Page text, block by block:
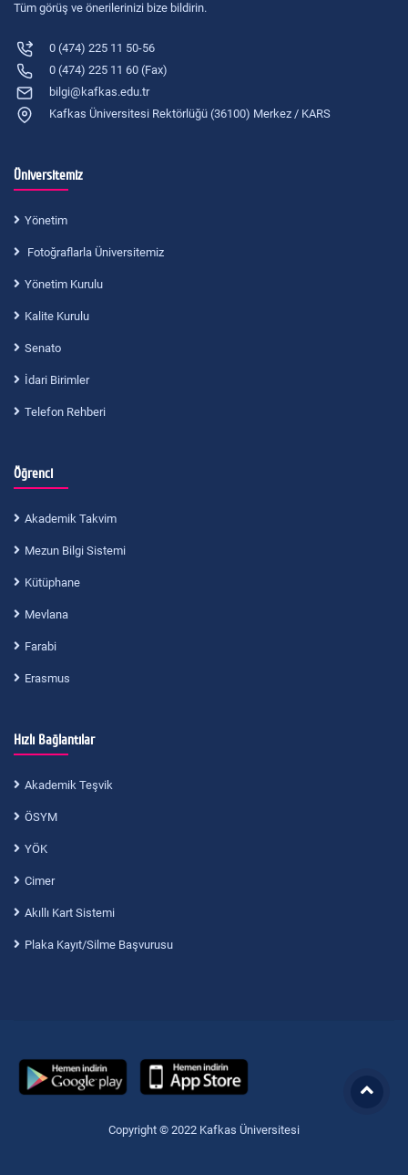
Tüm görüş ve önerilerinizi bize bildirin.
0 (474) 225 11 50-56
0 (474) 225 11 60 (Fax)
bilgi@kafkas.edu.tr
Kafkas Üniversitesi Rektörlüğü (36100) Merkez / KARS
Üniversitemiz
Yönetim
Fotoğraflarla Üniversitemiz
Yönetim Kurulu
Kalite Kurulu
Senato
İdari Birimler
Telefon Rehberi
Öğrenci
Akademik Takvim
Mezun Bilgi Sistemi
Kütüphane
Mevlana
Farabi
Erasmus
Hızlı Bağlantılar
Akademik Teşvik
ÖSYM
YÖK
Cimer
Akıllı Kart Sistemi
Plaka Kayıt/Silme Başvurusu
Copyright © 2022 Kafkas Üniversitesi